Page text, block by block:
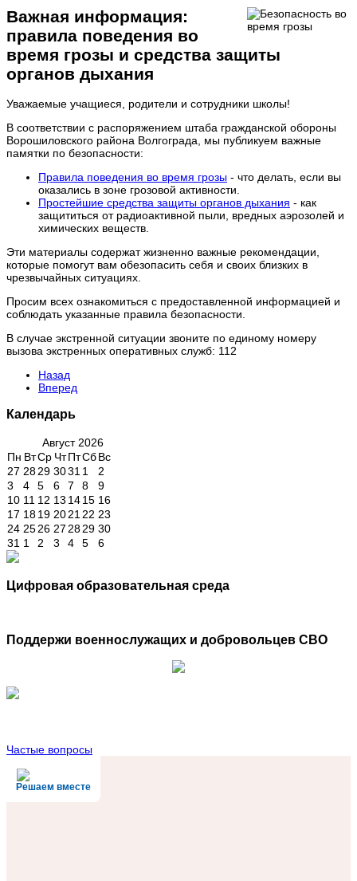
Важная информация:
правила поведения во
время грозы и средства защиты
органов дыхания
Уважаемые учащиеся, родители и сотрудники школы!
В соответствии с распоряжением штаба гражданской обороны
Ворошиловского района Волгограда, мы публикуем важные
памятки по безопасности:
Правила поведения во время грозы - что делать, если вы
оказались в зоне грозовой активности.
Простейшие средства защиты органов дыхания - как
защититься от радиоактивной пыли, вредных аэрозолей и
химических веществ.
Эти материалы содержат жизненно важные рекомендации,
которые помогут вам обезопасить себя и своих близких в
чрезвычайных ситуациях.
Просим всех ознакомиться с предоставленной информацией и
соблюдать указанные правила безопасности.
В случае экстренной ситуации звоните по единому номеру
вызова экстренных оперативных служб: 112
Назад
Вперед
Календарь
Август 2026
Пн ВтСр Чт ПтСбВс
27 2829 3031 1
2
3
4 5 6 7 8
9
10 11 12 13 1415 16
17 1819 2021 22 23
24 2526 27 2829 30
31 1 2 3 4 5 6
Цифровая образовательная среда
Поддержи военнослужащих и добровольцев СВО
Частые вопросы
Решаем вместе